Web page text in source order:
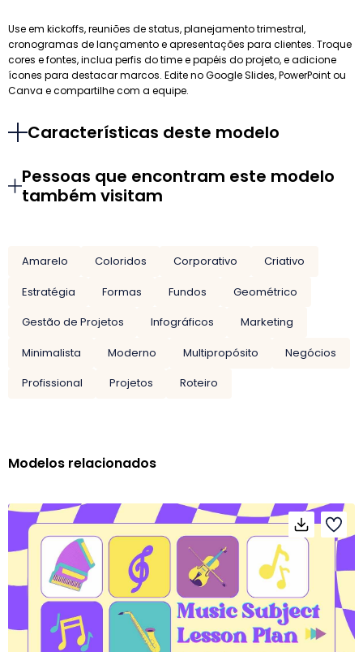
Use em kickoffs, reuniões de status, planejamento trimestral,
cronogramas de lançamento e apresentações para clientes. Troque
cores e fontes, inclua perfis do time e papéis do projeto, e adicione
ícones para destacar marcos. Edite no Google Slides, PowerPoint ou
Canva e compartilhe com a equipe.
Características deste modelo
Pessoas que encontram este modelo
também visitam
Amarelo Coloridos Corporativo
Criativo
Estratégia
Formas Fundos
Geométrico
Gestão de Projetos
Infográficos
Marketing
Minimalista
Moderno Multipropósito
Negócios
Profissional
Projetos Roteiro
Modelos relacionados